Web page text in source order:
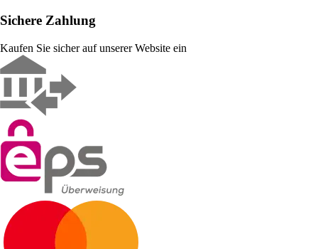
Sichere Zahlung
Kaufen Sie sicher auf unserer Website ein